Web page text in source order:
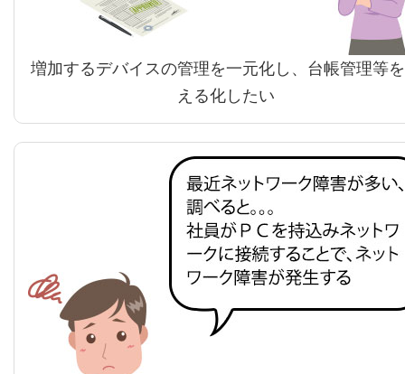
増加するデバイスの管理を一元化し、台帳管理等
える化したい